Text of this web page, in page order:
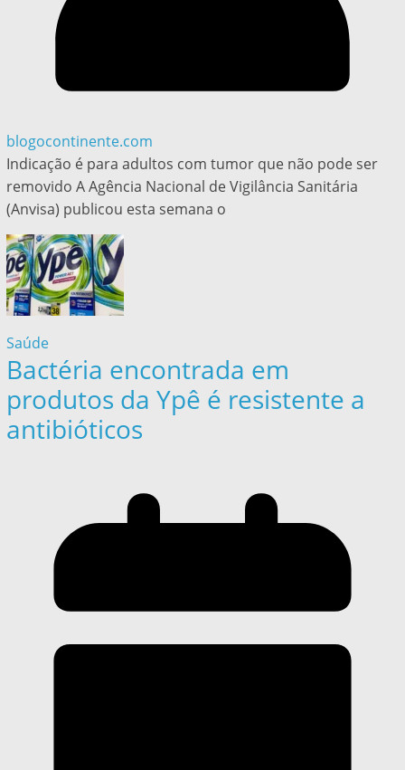
blogocontinente.com
Indicação é para adultos com tumor que não pode ser
removido A Agência Nacional de Vigilância Sanitária
(Anvisa) publicou esta semana o
Saúde
Bactéria encontrada em
produtos da Ypê é resistente a
antibióticos